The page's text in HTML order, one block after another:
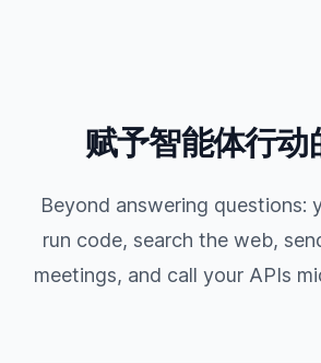
赋予智能体行动
Beyond answering questions:
run code, search the web,
meetings, and call your APIs